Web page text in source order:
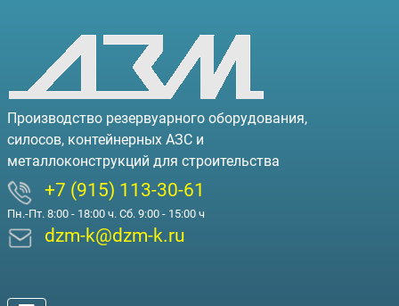
Производство резервуарного оборудования,
силосов, контейнерных АЗС и
металлоконструкций для строительства
+7 (915) 113-30-61
Пн.-Пт. 8:00 - 18:00 ч. Сб. 9:00 - 15:00 ч
dzm-k@dzm-k.ru